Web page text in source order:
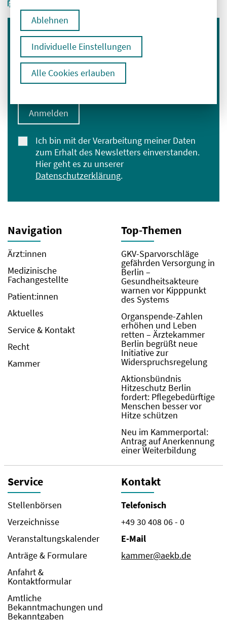
Ablehnen
Individuelle Einstellungen
Alle Cookies erlauben
Immer informiert bleiben
Melden Sie sich für unseren Newsletter an:
E-Mail-Adresse eingeben
Ich bin mit der Verarbeitung meiner Daten
zum Erhalt des Newsletters einverstanden.
Hier geht es zu unserer
Datenschutzerklärung.
Anmelden
Navigation
Ärzt:innen
Medizinische
Fachangestellte
Patient:innen
Aktuelles
Service & Kontakt
Recht
Kammer
Top-Themen
GKV-Sparvorschläge
gefährden Versorgung in
Berlin –
Gesundheitsakteure
warnen vor Kipppunkt
des Systems
Organspende-Zahlen
erhöhen und Leben
retten – Ärztekammer
Berlin begrüßt neue
Initiative zur
Widerspruchsregelung
Aktionsbündnis
Hitzeschutz Berlin
fordert: Pflegebedürftige
Menschen besser vor
Hitze schützen
Neu im Kammerportal:
Antrag auf Anerkennung
einer Weiterbildung
Service
Stellenbörsen
Verzeichnisse
Veranstaltungskalender
Anträge & Formulare
Anfahrt &
Kontaktformular
Amtliche
Bekanntmachungen und
Bekanntgaben
Kontakt
Telefonisch
+49 30 408 06 - 0
E-Mail
kammer@aekb.de